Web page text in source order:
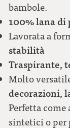
bambole.
100% lana di
Lavorata a
stabilità
Traspirante,
Molto
decorazioni,
Perfetta
sintetici o per